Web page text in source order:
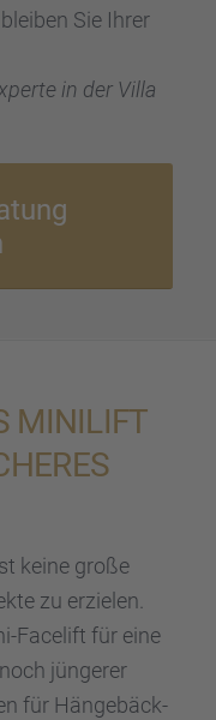
Sie Ihrer
in der Villa
MINILIFT
keine große
zu erzie­len.
Facelift für eine
jünge­rer
für Hänge­bäck­